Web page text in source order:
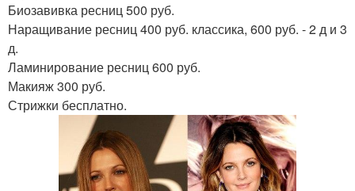
Биозавивка ресниц 500 руб.
Наращивание ресниц 400 руб. классика, 600 руб. - 2 д и 3
д.
Ламинирование ресниц 600 руб.
Макияж 300 руб.
Стрижки бесплатно.